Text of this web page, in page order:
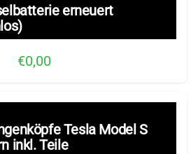
erneuert
€0,00
Tesla Model S
inkl. Teile